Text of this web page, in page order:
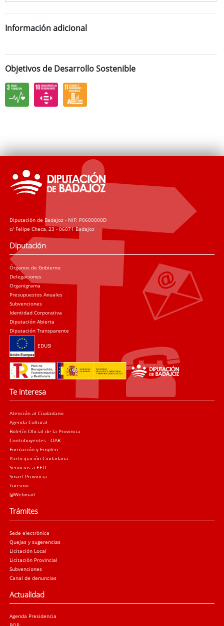
Información adicional
Objetivos de Desarrollo Sostenible
Diputación de Badajoz - NIF: P0600000D
c/ Felipe Checa, 23 - 06071 Badajoz
Diputación
Órganos de Gobierno
Delegaciones
Organigrama
Presupuestos Anuales
Subvenciones
Identidad Corporativa
Diputación Abierta
Diputación Transparente
EDUSI
Te interesa
Atención al Ciudadano
Agenda Cultural
Boletín Oficial de la Provincia
Contribuyentes - OAR
Formación y Empleo
Participación Ciudadana
Servicios a EELL
Smart Provincia
Turismo
@Webmail
Trámites
Sede electrónica
Quejas y sugerencias
Licitación Local
Licitación Provincial
Subvenciones
Canal de denuncias
Actualidad
Agenda Presidencia